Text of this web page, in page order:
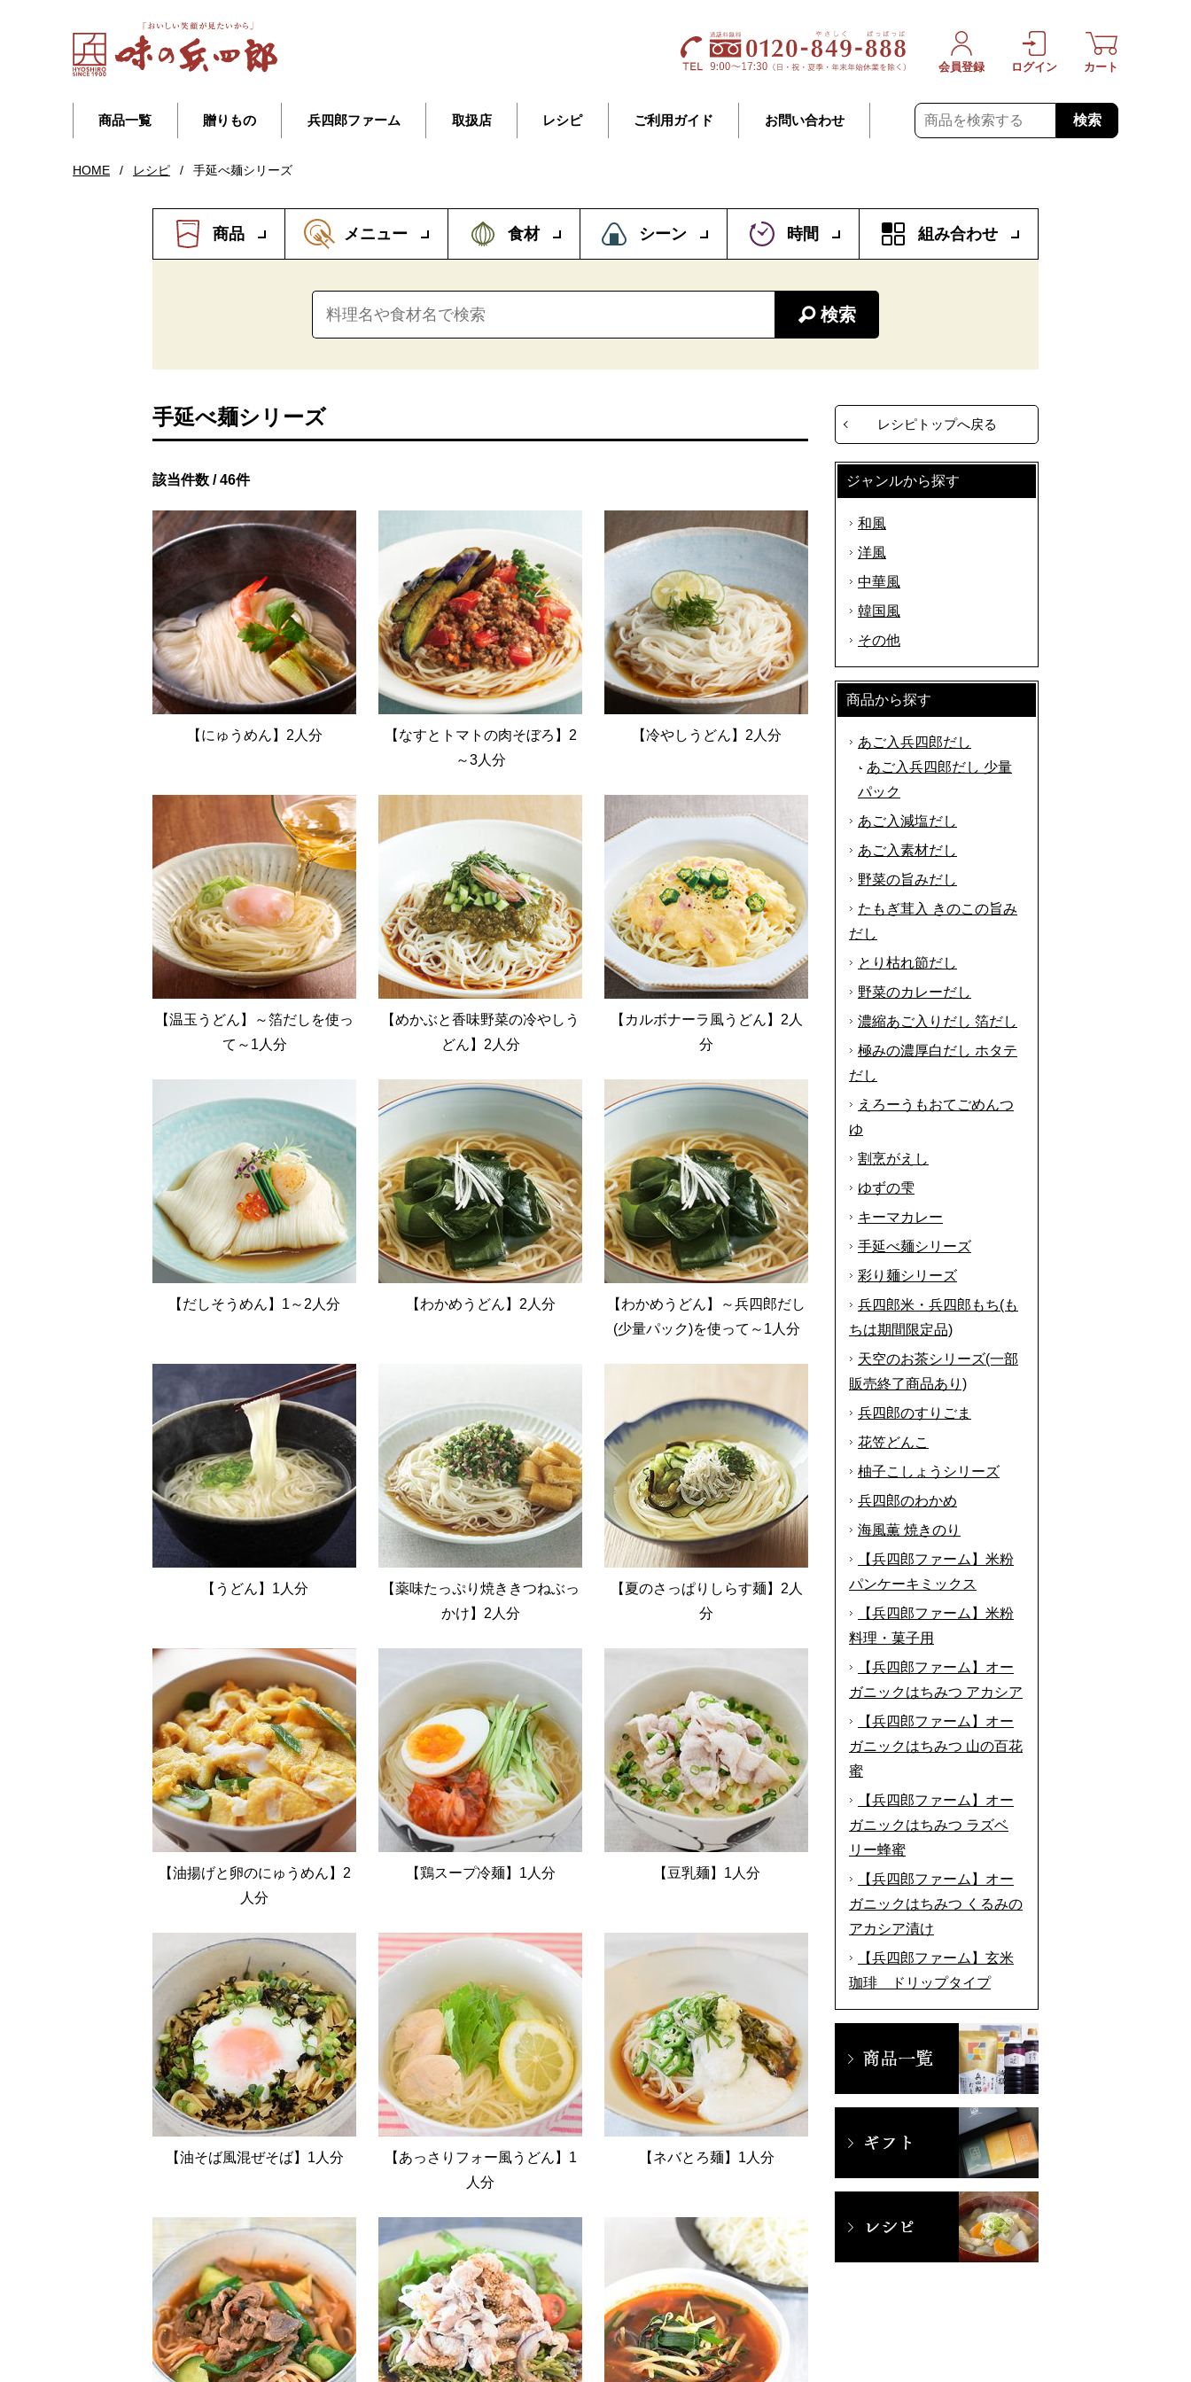
商品一覧 贈りもの 兵四郎ファーム 取扱店 レシピ ご利用ガイド お問い合わせ 検索
会員登録 ログイン カート
HOME / レシピ / 手延べ麺シリーズ
商品 メニュー 食材 シーン 時間 組み合わせ
検索
手延べ麺シリーズ
該当件数 / 46件
【にゅうめん】2人分
【なすとトマトの肉そぼろ】2
～3人分
【冷やしうどん】2人分
【温玉うどん】～箔だしを使っ
て～1人分
【めかぶと香味野菜の冷やしう
どん】2人分
【カルボナーラ風うどん】2人
分
【だしそうめん】1～2人分 【わかめうどん】2人分
【わかめうどん】～兵四郎だし
(少量パック)を使って～1人分
【うどん】1人分
【薬味たっぷり焼ききつねぶっ
かけ】2人分
【夏のさっぱりしらす麺】2人
分
【油揚げと卵のにゅうめん】2
人分
【鶏スープ冷麺】1人分 【豆乳麺】1人分
【油そば風混ぜそば】1人分
【あっさりフォー風うどん】1
人分
【ネバとろ麺】1人分
レシピトップへ戻る
ジャンルから探す
和風
洋風
中華風
韓国風
その他
商品から探す
あご入兵四郎だし
あご入兵四郎だし 少量
パック
あご入減塩だし
あご入素材だし
野菜の旨みだし
たもぎ茸入 きのこの旨み
だし
とり枯れ節だし
野菜のカレーだし
濃縮あご入りだし 箔だし
極みの濃厚白だし ホタテ
だし
えろーうもおてごめんつ
ゆ
割烹がえし
ゆずの雫
キーマカレー
手延べ麺シリーズ
彩り麺シリーズ
兵四郎米・兵四郎もち(も
ちは期間限定品)
天空のお茶シリーズ(一部
販売終了商品あり)
兵四郎のすりごま
花笠どんこ
柚子こしょうシリーズ
兵四郎のわかめ
海風薫 焼きのり
【兵四郎ファーム】米粉
パンケーキミックス
【兵四郎ファーム】米粉
料理・菓子用
【兵四郎ファーム】オー
ガニックはちみつ アカシア
【兵四郎ファーム】オー
ガニックはちみつ 山の百花
蜜
【兵四郎ファーム】オー
ガニックはちみつ ラズベ
リー蜂蜜
【兵四郎ファーム】オー
ガニックはちみつ くるみの
アカシア漬け
【兵四郎ファーム】玄米
珈琲 ドリップタイプ